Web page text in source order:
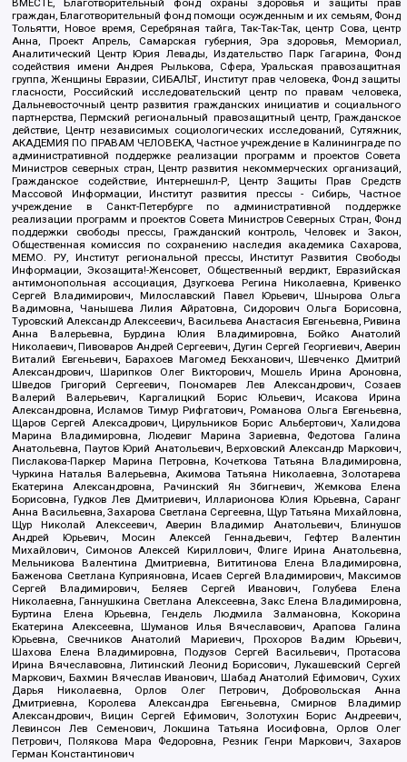
ВМЕСТЕ, Благотворительный фонд охраны здоровья и защиты прав
граждан, Благотворительный фонд помощи осужденным и их семьям, Фонд
Тольятти, Новое время, Серебряная тайга, Так-Так-Так, центр Сова, центр
Анна, Проект Апрель, Самарская губерния, Эра здоровья, Мемориал,
Аналитический Центр Юрия Левады, Издательство Парк Гагарина, Фонд
содействия имени Андрея Рылькова, Сфера, Уральская правозащитная
группа, Женщины Евразии, СИБАЛЬТ, Институт прав человека, Фонд защиты
гласности, Российский исследовательский центр по правам человека,
Дальневосточный центр развития гражданских инициатив и социального
партнерства, Пермский региональный правозащитный центр, Гражданское
действие, Центр независимых социологических исследований, Сутяжник,
АКАДЕМИЯ ПО ПРАВАМ ЧЕЛОВЕКА, Частное учреждение в Калининграде по
административной поддержке реализации программ и проектов Совета
Министров северных стран, Центр развития некоммерческих организаций,
Гражданское содействие, Интернешнл-Р, Центр Защиты Прав Средств
Массовой Информации, Институт развития прессы - Сибирь, Частное
учреждение в Санкт-Петербурге по административной поддержке
реализации программ и проектов Совета Министров Северных Стран, Фонд
поддержки свободы прессы, Гражданский контроль, Человек и Закон,
Общественная комиссия по сохранению наследия академика Сахарова,
МЕМО. РУ, Институт региональной прессы, Институт Развития Свободы
Информации, Экозащита!-Женсовет, Общественный вердикт, Евразийская
антимонопольная ассоциация, Дзугкоева Регина Николаевна, Кривенко
Сергей Владимирович, Милославский Павел Юрьевич, Шнырова Ольга
Вадимовна, Чанышева Лилия Айратовна, Сидорович Ольга Борисовна,
Туровский Александр Алексеевич, Васильева Анастасия Евгеньевна, Ривина
Анна Валерьевна, Бурдина Юлия Владимировна, Бойко Анатолий
Николаевич, Пивоваров Андрей Сергеевич, Дугин Сергей Георгиевич, Аверин
Виталий Евгеньевич, Барахоев Магомед Бекханович, Шевченко Дмитрий
Александрович, Шарипков Олег Викторович, Мошель Ирина Ароновна,
Шведов Григорий Сергеевич, Пономарев Лев Александрович, Созаев
Валерий Валерьевич, Каргалицкий Борис Юльевич, Исакова Ирина
Александровна, Исламов Тимур Рифгатович, Романова Ольга Евгеньевна,
Щаров Сергей Алексадрович, Цирульников Борис Альбертович, Халидова
Марина Владимировна, Людевиг Марина Зариевна, Федотова Галина
Анатольевна, Паутов Юрий Анатольевич, Верховский Александр Маркович,
Пислакова-Паркер Марина Петровна, Кочеткова Татьяна Владимировна,
Чуркина Наталья Валерьевна, Акимова Татьяна Николаевна, Золотарева
Екатерина Александровна, Рачинский Ян Збигневич, Жемкова Елена
Борисовна, Гудков Лев Дмитриевич, Илларионова Юлия Юрьевна, Саранг
Анна Васильевна, Захарова Светлана Сергеевна, Щур Татьяна Михайловна,
Щур Николай Алексеевич, Аверин Владимир Анатольевич, Блинушов
Андрей Юрьевич, Мосин Алексей Геннадьевич, Гефтер Валентин
Михайлович, Симонов Алексей Кириллович, Флиге Ирина Анатольевна,
Мельникова Валентина Дмитриевна, Вититинова Елена Владимировна,
Баженова Светлана Куприяновна, Исаев Сергей Владимирович, Максимов
Сергей Владимирович, Беляев Сергей Иванович, Голубева Елена
Николаевна, Ганнушкина Светлана Алексеевна, Закс Елена Владимировна,
Буртина Елена Юрьевна, Гендель Людмила Залмановна, Кокорина
Екатерина Алексеевна, Шуманов Илья Вячеславович, Арапова Галина
Юрьевна, Свечников Анатолий Мариевич, Прохоров Вадим Юрьевич,
Шахова Елена Владимировна, Подузов Сергей Васильевич, Протасова
Ирина Вячеславовна, Литинский Леонид Борисович, Лукашевский Сергей
Маркович, Бахмин Вячеслав Иванович, Шабад Анатолий Ефимович, Сухих
Дарья Николаевна, Орлов Олег Петрович, Добровольская Анна
Дмитриевна, Королева Александра Евгеньевна, Смирнов Владимир
Александрович, Вицин Сергей Ефимович, Золотухин Борис Андреевич,
Левинсон Лев Семенович, Локшина Татьяна Иосифовна, Орлов Олег
Петрович, Полякова Мара Федоровна, Резник Генри Маркович, Захаров
Герман Константинович